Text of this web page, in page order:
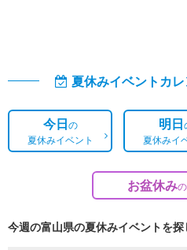
夏休みイベントカ
今日の
夏休みイベント
明日
夏休みイ
お盆休みの
今週の富山県の夏休みイベントを探